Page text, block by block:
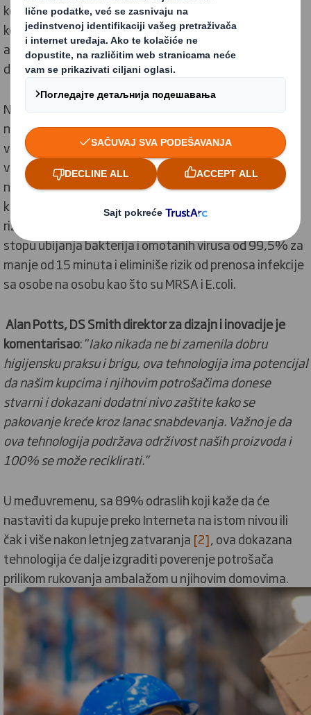
kompanije DS Smith, sprovedeno u saradnji sa
kompanijom Ipsos MORI, sugeriše da će higijena
ambalaže nastaviti da bude prioritet i u godinama koje
dolaze.
Nova patentirana tehnologija efikasna je kod čitavog
niza bakterija i virusa, uključujući porodicu "omotanih
virusa", gde spada i virus COVID-19[1]. Ova porodica
virusa zahteva da se omotač i šiljci prikače i repliciraju
na ćelije domaćina, ali Touchguard® remeti omotač
kako bi sprečio replikaciju virusa, efikasno ublažavajući
rizik od prenosa sa osobe na osobu. Ima dokazanu
stopu ubijanja bakterija i omotanih virusa od 99,5% za
manje od 15 minuta i eliminiše rizik od prenosa infekcije
sa osobe na osobu kao što su MRSA i E.coli.
Alan Potts, DS Smith direktor za dizajn i inovacije je
komentarisao: “Iako nikada ne bi zamenila dobru
higijensku praksu i brigu, ova tehnologija ima potencijal
da našim kupcima i njihovim potrošačima donese
stvarni i dokazani dodatni nivo zaštite kako se
pakovanje kreće kroz lanac snabdevanja. Važno je da
ova tehnologija podržava održivost naših proizvoda i
100% se može reciklirati.”
U međuvremenu, sa 89% odraslih koji kaže da će
nastaviti da kupuje preko Interneta na istom nivou ili
čak i više nakon letnjeg zatvaranja [2], ova dokazana
tehnologija će dalje izgraditi poverenje potrošača
prilikom rukovanja ambalažom u njihovim domovima.